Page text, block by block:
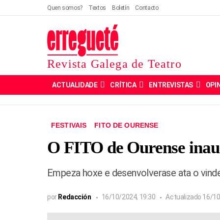
Quen somos? Textos Boletín Contacto
Revista Galega de Teatro
ACTUALIDADE CRÍTICA ENTREVISTAS
FESTIVAIS FITO DE OURENSE
O FITO de Ourense
Empeza hoxe e desenvolverase ata o
por Redacción 16/10/2024, 19:30 Actualizado 16/